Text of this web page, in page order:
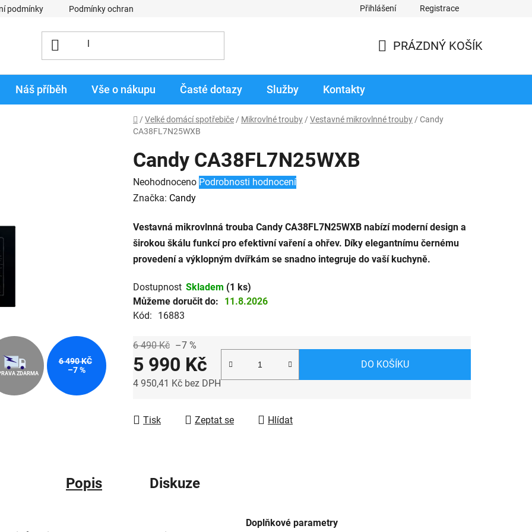
podmínky Podmínky ochrany osobních údajů Obchodní podmínky prodloužené záruky Reklamace zboží v záruční době
Přihlášení Registrace
PRÁZDNÝ KOŠÍK
Náš příběh Vše o nákupu Časté dotazy Služby Kontakty
Domů
/ Velké domácí spotřebiče / Mikrovlné trouby / Vestavné mikrovlnné trouby / Candy
CA38FL7N25WXB
Candy CA38FL7N25WXB
Průměrné
hodnocení
je
0,0
z
hvězdiček.
Neohodnoceno Podrobnosti hodnocení
Značka: Candy
Vestavná mikrovlnná trouba Candy CA38FL7N25WXB nabízí moderní design a
širokou škálu funkcí pro efektivní vaření a ohřev. Díky elegantnímu černému
provedení a výklopným dvířkám se snadno integruje do vaší kuchyně.
Dostupnost Skladem (1 ks)
Můžeme doručit do:
11.8.2026
Kód:
16883
6 490 Kč –7 %
5 990 Kč
4 950,41 Kč bez DPH
DO KOŠÍKU
Tisk Zeptat se Hlídat
ZDARMA
6 490 KČ
–7 %
Popis Diskuze
Doplňkové parametry